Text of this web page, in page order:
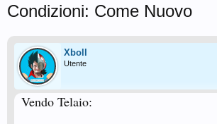
Condizioni: Come Nuovo
Xboll
Utente
Vendo Telaio: